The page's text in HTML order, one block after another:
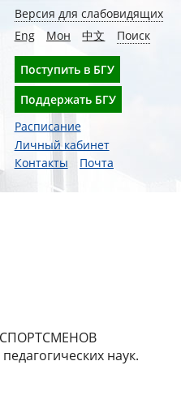
Версия для слабовидящих
Eng
Мон 中文 Поиск
Поступить в БГУ
Поддержать БГУ
Расписание
Личный кабинет
Контакты
Почта
СПОРТСМЕНОВ
наук.